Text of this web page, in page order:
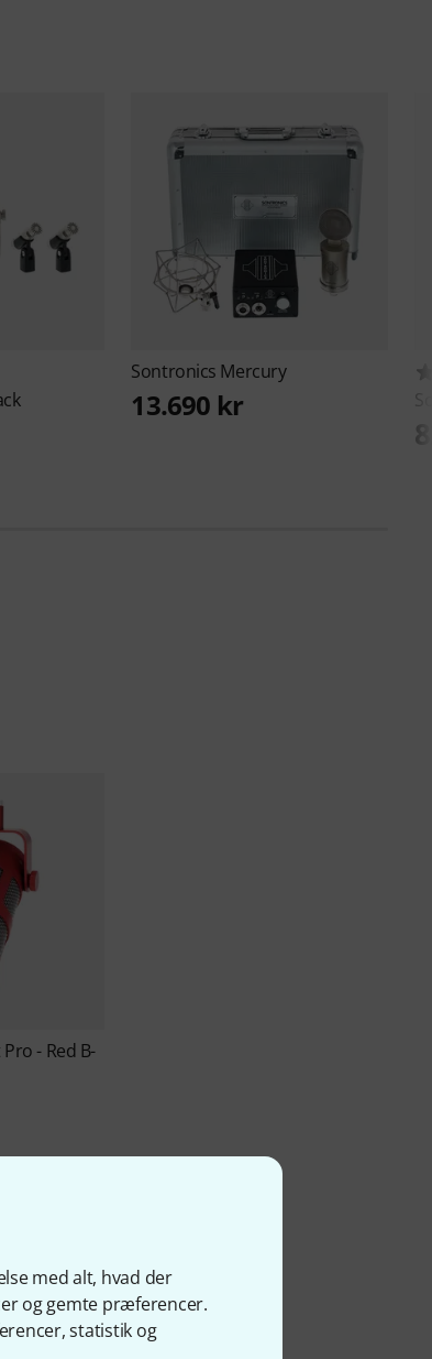
med alt, hvad der
og gemte præferencer.
statistik og
Sontronics Mercury
13.690 kr
- Red B-